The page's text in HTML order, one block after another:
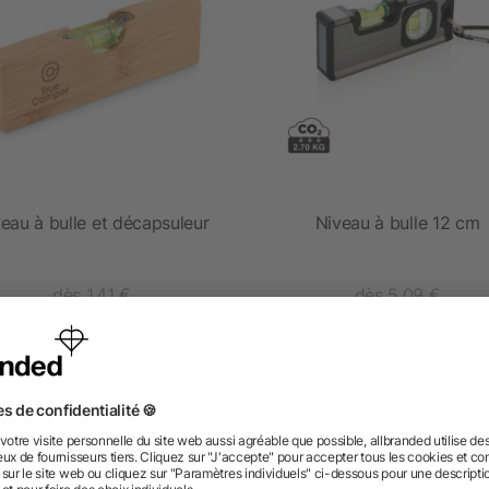
à bulle et décapsuleur
dès 1,41 €
Niveau à bulle 12 cm
dès 5,09 €
des questions ? Nous avons les